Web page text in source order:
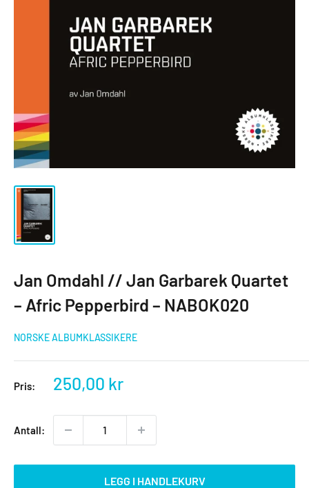
Jan Omdahl // Jan Garbarek Quartet
– Afric Pepperbird – NABOK020
NORSKE ALBUMKLASSIKERE
Pris: Salgspris
250,00 kr
Antall:
LEGG I HANDLEKURV